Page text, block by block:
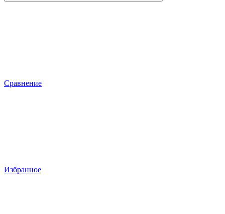
Сравнение
Избранное